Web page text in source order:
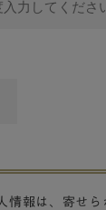
情報は、寄せら